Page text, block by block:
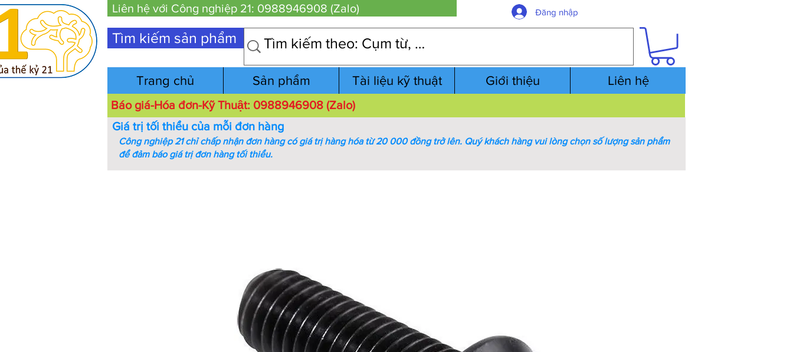
Liên hệ với Công nghiệp 21: 0988946908 (Zalo) Đăng nhập
Tìm kiếm sản phẩm
Trang chủ Sản phẩm Tài liệu kỹ thuật Giới thiệu Liên hệ
Báo giá-Hóa đơn-Kỹ Thuật: 0988946908 (Zalo)
Giá trị tối thiểu của mỗi đơn hàng
Công nghiệp 21 chỉ chấp nhận đơn hàng có giá trị hàng hóa từ 20 000 đồng trở lên. Quý khách hàng vui lòng chọn số lượng sản phẩm
để đảm báo giá trị đơn hàng tối thiểu.